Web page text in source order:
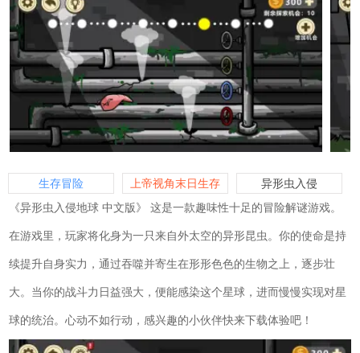
生存冒险
上帝视角末日生存
类游戏
异形虫入侵
《异形虫入侵地球 中文版》 这是一款趣味性十足的冒险解谜游戏。
在游戏里，玩家将化身为一只来自外太空的异形昆虫。你的使命是持
续提升自身实力，通过吞噬并寄生在形形色色的生物之上，逐步壮
大。当你的战斗力日益强大，便能感染这个星球，进而慢慢实现对星
球的统治。心动不如行动，感兴趣的小伙伴快来下载体验吧！